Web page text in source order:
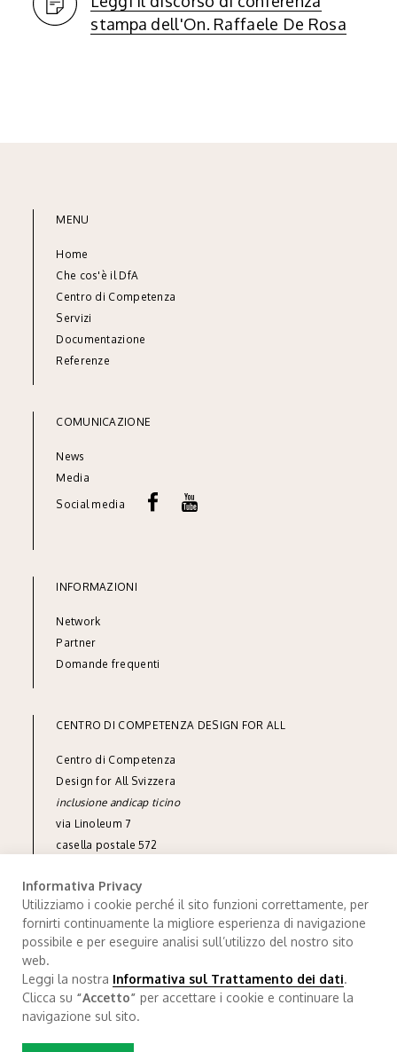
stampa dell'On. Raffaele De Rosa
MENU
Home
Che cos'è il DfA
Centro di Competenza
Servizi
Documentazione
Referenze
COMUNICAZIONE
News
Media
Social media
INFORMAZIONI
Network
Partner
Domande frequenti
CENTRO DI COMPETENZA DESIGN FOR ALL
Centro di Competenza
Design for All Svizzera
inclusione andicap ticino
via Linoleum 7
casella postale 572
tel+41 91 850 90 90
info@designforall.ch
Trattamento dei dati.Credits
Informativa Privacy
Utilizziamo i cookie perché il sito funzioni correttamente, per
fornirti continuamente la migliore esperienza di navigazione
possibile e per eseguire analisi sull’utilizzo del nostro sito
web.
Leggi la nostra Informativa sul Trattamento dei dati.
Clicca su “Accetto” per accettare i cookie e continuare la
navigazione sul sito.